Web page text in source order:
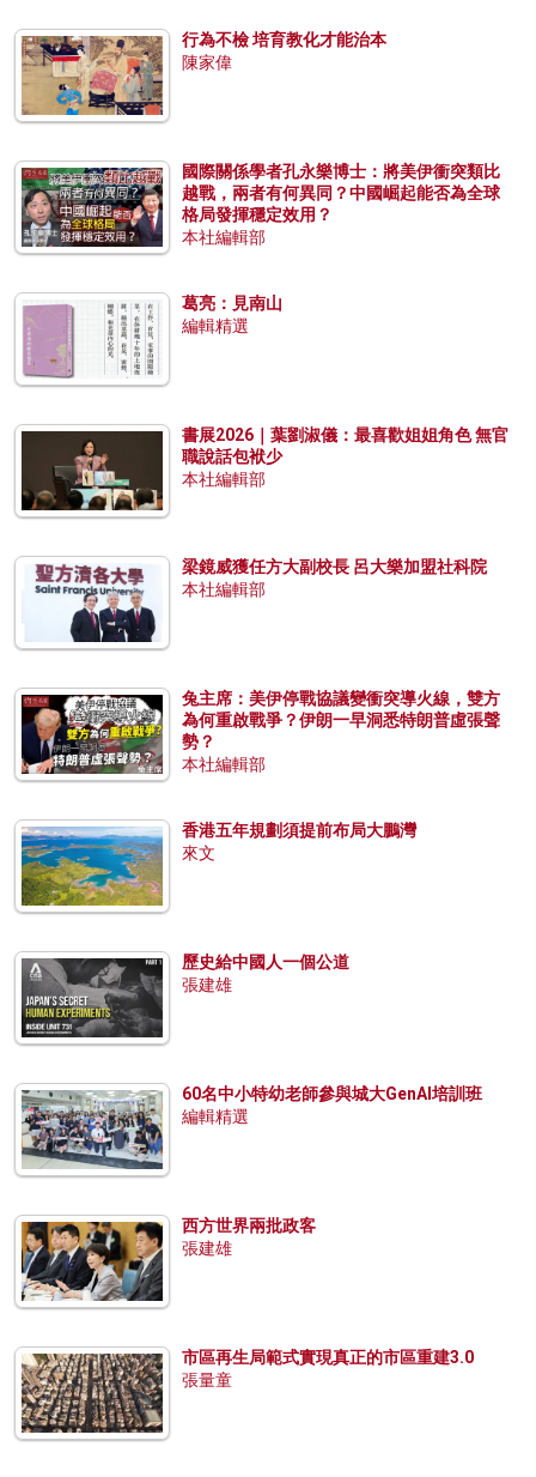
行為不檢 培育教化才能治本
陳家偉
國際關係學者孔永樂博士：將美伊衝突類比
越戰，兩者有何異同？中國崛起能否為全球
格局發揮穩定效用？
本社編輯部
葛亮：見南山
編輯精選
書展2026｜葉劉淑儀：最喜歡姐姐角色 無官
職說話包袱少
本社編輯部
梁鏡威獲任方大副校長 呂大樂加盟社科院
本社編輯部
兔主席：美伊停戰協議變衝突導火線，雙方
為何重啟戰爭？伊朗一早洞悉特朗普虛張聲
勢？
本社編輯部
香港五年規劃須提前布局大鵬灣
來文
歷史給中國人一個公道
張建雄
60名中小特幼老師參與城大GenAI培訓班
編輯精選
西方世界兩批政客
張建雄
市區再生局範式實現真正的市區重建3.0
張量童